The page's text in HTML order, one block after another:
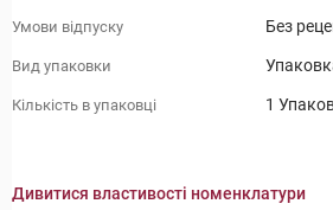
Умови відпуску Без
Вид упаковки
Кількість в упаковці 1
Дивитися властивості номенклатури